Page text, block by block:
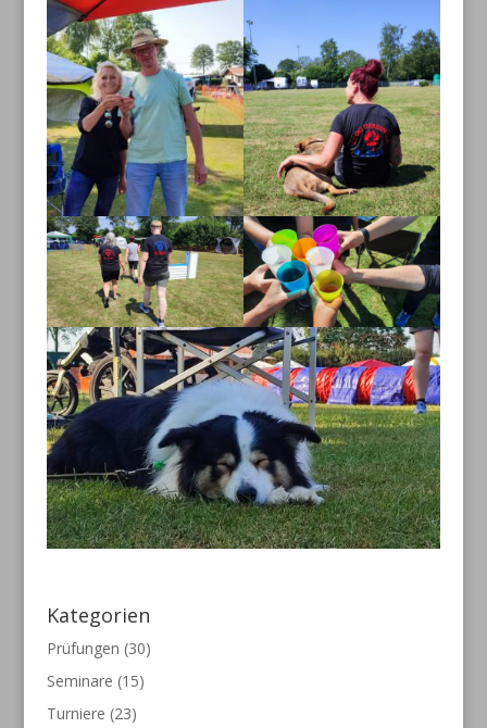
Kategorien
Prüfungen (30)
Seminare (15)
Turniere (23)